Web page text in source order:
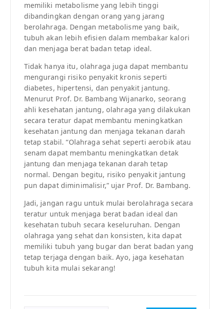
memiliki metabolisme yang lebih tinggi
dibandingkan dengan orang yang jarang
berolahraga. Dengan metabolisme yang baik,
tubuh akan lebih efisien dalam membakar kalori
dan menjaga berat badan tetap ideal.
Tidak hanya itu, olahraga juga dapat membantu
mengurangi risiko penyakit kronis seperti
diabetes, hipertensi, dan penyakit jantung.
Menurut Prof. Dr. Bambang Wijanarko, seorang
ahli kesehatan jantung, olahraga yang dilakukan
secara teratur dapat membantu meningkatkan
kesehatan jantung dan menjaga tekanan darah
tetap stabil. “Olahraga sehat seperti aerobik atau
senam dapat membantu meningkatkan detak
jantung dan menjaga tekanan darah tetap
normal. Dengan begitu, risiko penyakit jantung
pun dapat diminimalisir,” ujar Prof. Dr. Bambang.
Jadi, jangan ragu untuk mulai berolahraga secara
teratur untuk menjaga berat badan ideal dan
kesehatan tubuh secara keseluruhan. Dengan
olahraga yang sehat dan konsisten, kita dapat
memiliki tubuh yang bugar dan berat badan yang
tetap terjaga dengan baik. Ayo, jaga kesehatan
tubuh kita mulai sekarang!